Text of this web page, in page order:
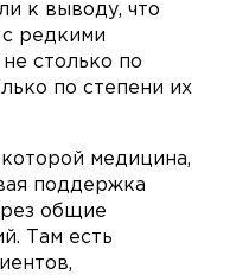
к выводу, что
редкими
столько по
по степени их
медицина,
поддержка
общие
Там есть